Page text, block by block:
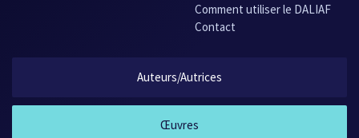
Comment utiliser le DALIAF
Contact
Auteurs/Autrices
Œuvres